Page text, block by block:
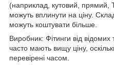
(наприклад, кутовий, прямий,
можуть вплинути на ціну.
можуть коштувати більше.
Виробник: Фітинги від відомих
часто мають вищу ціну,
перевірені часом.